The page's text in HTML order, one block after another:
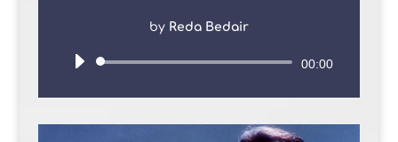
by Reda Bedair
Audio
00:00